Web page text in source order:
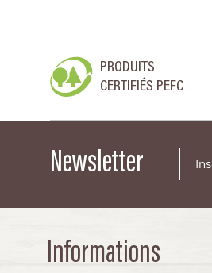
PRODUITS
CERTIFIÉS PEFC
Newsletter
Informations